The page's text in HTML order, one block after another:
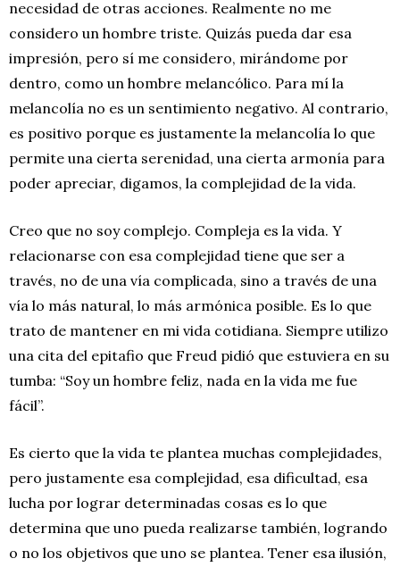
necesidad de otras acciones. Realmente no me
considero un hombre triste. Quizás pueda dar esa
impresión, pero sí me considero, mirándome por
dentro, como un hombre melancólico. Para mí la
melancolía no es un sentimiento negativo. Al contrario,
es positivo porque es justamente la melancolía lo que
permite una cierta serenidad, una cierta armonía para
poder apreciar, digamos, la complejidad de la vida.
Creo que no soy complejo. Compleja es la vida. Y
relacionarse con esa complejidad tiene que ser a
través, no de una vía complicada, sino a través de una
vía lo más natural, lo más armónica posible. Es lo que
trato de mantener en mi vida cotidiana. Siempre utilizo
una cita del epitafio que Freud pidió que estuviera en su
tumba: “Soy un hombre feliz, nada en la vida me fue
fácil”.
Es cierto que la vida te plantea muchas complejidades,
pero justamente esa complejidad, esa dificultad, esa
lucha por lograr determinadas cosas es lo que
determina que uno pueda realizarse también, logrando
o no los objetivos que uno se plantea. Tener esa ilusión,